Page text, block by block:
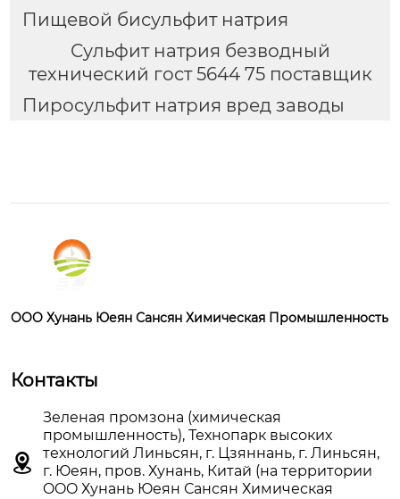
Пищевой бисульфит натрия
Сульфит натрия безводный
технический гост 5644 75 поставщик
Пиросульфит натрия вред заводы
OOO Хунань Юеян Сансян Химическая Промышленность
Контакты

Зеленая промзона (химическая
промышленность), Технопарк высоких
технологий Линьсян, г. Цзяннань, г. Линьсян,
г. Юеян, пров. Хунань, Китай (на территории
OOO Хунань Юеян Сансян Химическая